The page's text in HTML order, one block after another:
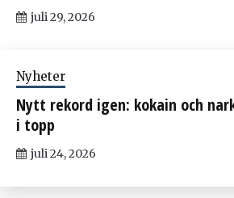
juli 29, 2026
Nyheter
Nytt rekord igen: kokain och
i topp
juli 24, 2026